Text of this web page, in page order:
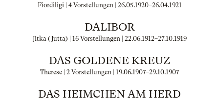
Fiordiligi | 4 Vorstellungen | 26.05.1920–26.04.1921
DALIBOR
Jitka (Jutta) | 16 Vorstellungen | 22.06.1912–27.10.1919
DAS GOLDENE KREUZ
Therese | 2 Vorstellungen | 19.06.1907–29.10.1907
DAS HEIMCHEN AM HERD